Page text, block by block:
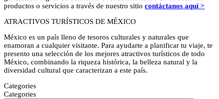
productos o servicios a través de nuestro sitio contáctanos aquí >
ATRACTIVOS TURÍSTICOS DE MÉXICO
México es un país lleno de tesoros culturales y naturales que
enamoran a cualquier visitante. Para ayudarte a planificar tu viaje, te
presento una selección de los mejores atractivos turísticos de todo
México, combinando la riqueza histórica, la belleza natural y la
diversidad cultural que caracterizan a este país.
Categories
Categories